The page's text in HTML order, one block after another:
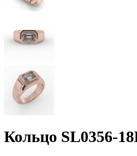
Кольцо SL0356-